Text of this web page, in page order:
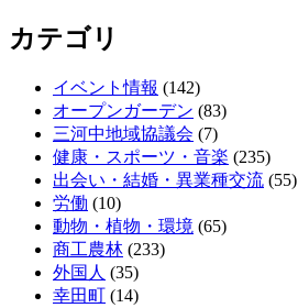
カテゴリ
イベント情報 (142)
オープンガーデン (83)
三河中地域協議会 (7)
健康・スポーツ・音楽 (235)
出会い・結婚・異業種交流 (55)
労働 (10)
動物・植物・環境 (65)
商工農林 (233)
外国人 (35)
幸田町 (14)